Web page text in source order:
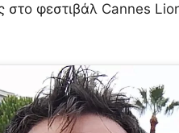
στο φεστιβάλ Cannes